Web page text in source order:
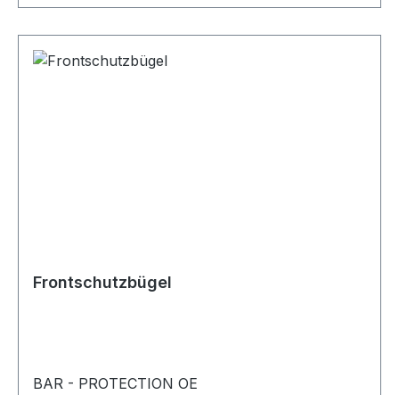
Frontschutzbügel
BAR - PROTECTION OE